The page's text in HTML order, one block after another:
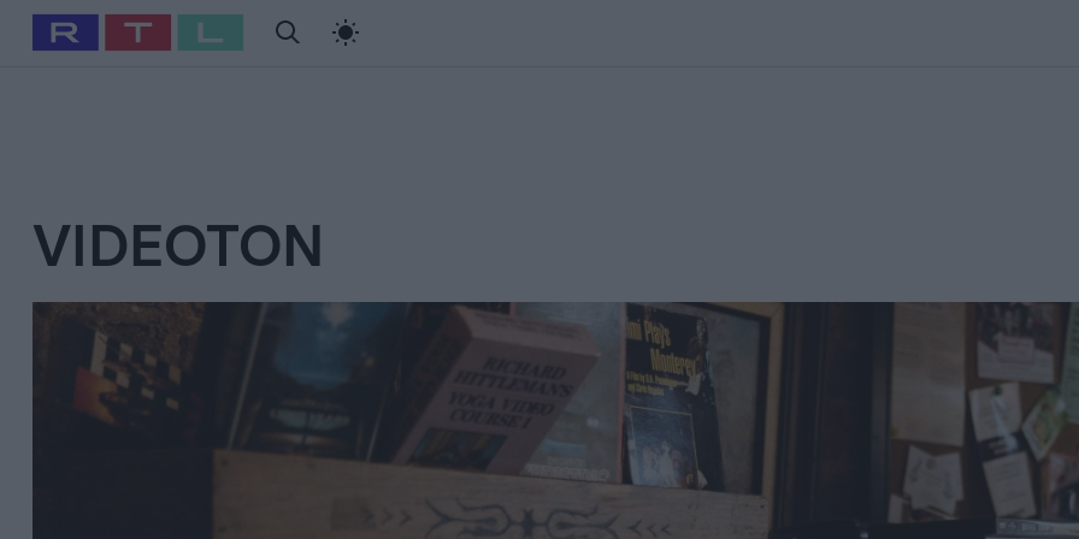
Babits Marcella Szellő István Most Wanted
VIDEOTON